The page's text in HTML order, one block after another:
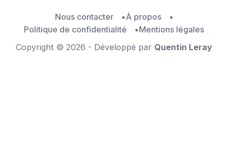
Nous contacter
À propos
Politique de confidentialité
Mentions légales
Copyright © 2026 - Développé par Quentin Leray